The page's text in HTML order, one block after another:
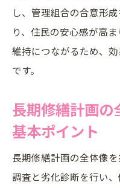
長期修繕計画
の特徴
最新ガイドラ
し、管理組合の合意形
り、住民の安心感が高
維持につながるため、
です。
長期修繕計画の
基本ポイント
長期修繕計画の全体像
調査と劣化診断を行い